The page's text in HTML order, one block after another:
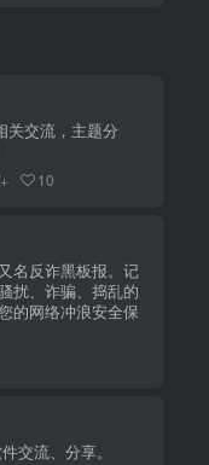
关交流，主题分
10
名反诈黑板报。记
扰、诈骗、捣乱的
的网络冲浪安全保
交流、分享。